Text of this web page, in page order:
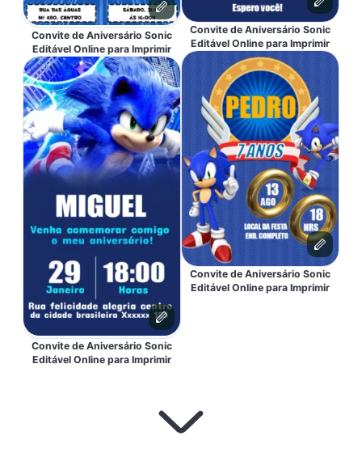
Convite de Aniversário Sonic
Editável Online para Imprimir
Convite de Aniversário Sonic
Editável Online para Imprimir
Convite de Aniversário Sonic
Editável Online para Imprimir
Convite de Aniversário Sonic
Editável Online para Imprimir